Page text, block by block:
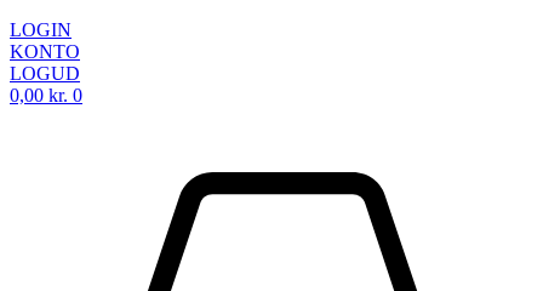
LOGIN
KONTO
LOGUD
0,00 kr. 0